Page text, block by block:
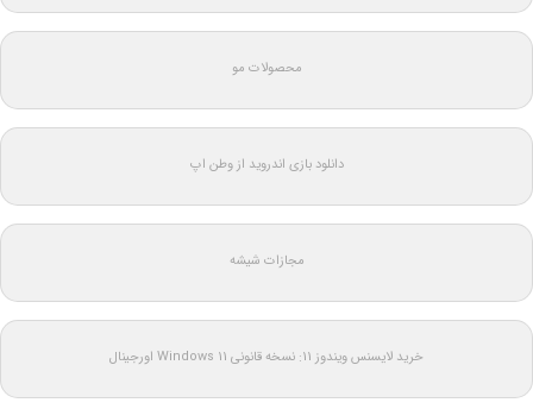
محصولات مو
دانلود بازی اندروید از وطن اپ
مجازات شیشه
خرید لایسنس ویندوز 11: نسخه قانونی Windows 11 اورجینال